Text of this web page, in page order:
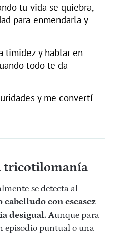
tu vida se quiebra,
para enmendarla y
timidez y hablar en
todo te da
y me convertí
tricotilomanía
se detecta al
cabelludo con escasez
desigual. Aunque para
episodio puntual o una